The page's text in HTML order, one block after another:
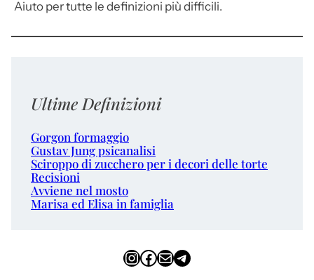
Aiuto per tutte le definizioni più difficili.
Ultime Definizioni
Gorgon formaggio
Gustav Jung psicanalisi
Sciroppo di zucchero per i decori delle torte
Recisioni
Avviene nel mosto
Marisa ed Elisa in famiglia
InstagramFacebook Email Telegram